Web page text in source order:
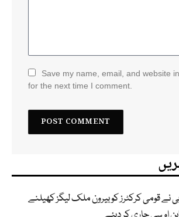
Save my name, email, and website
for the next time I comment.
نے قومی کرکٹرز کو بیرون ملک لیگز کھیلنے